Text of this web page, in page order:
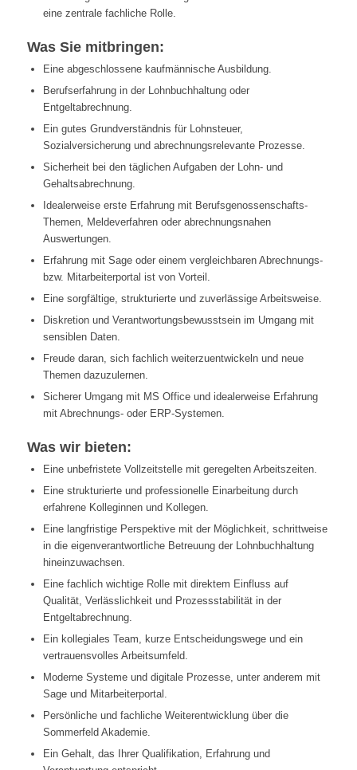
eine zentrale fachliche Rolle.
Was Sie mitbringen:
Eine abgeschlossene kaufmännische Ausbildung.
Berufserfahrung in der Lohnbuchhaltung oder
Entgeltabrechnung.
Ein gutes Grundverständnis für Lohnsteuer,
Sozialversicherung und abrechnungsrelevante Prozesse.
Sicherheit bei den täglichen Aufgaben der Lohn- und
Gehaltsabrechnung.
Idealerweise erste Erfahrung mit Berufsgenossenschafts-
Themen, Meldeverfahren oder abrechnungsnahen
Auswertungen.
Erfahrung mit Sage oder einem vergleichbaren Abrechnungs-
bzw. Mitarbeiterportal ist von Vorteil.
Eine sorgfältige, strukturierte und zuverlässige Arbeitsweise.
Diskretion und Verantwortungsbewusstsein im Umgang mit
sensiblen Daten.
Freude daran, sich fachlich weiterzuentwickeln und neue
Themen dazuzulernen.
Sicherer Umgang mit MS Office und idealerweise Erfahrung
mit Abrechnungs- oder ERP-Systemen.
Was wir bieten:
Eine unbefristete Vollzeitstelle mit geregelten Arbeitszeiten.
Eine strukturierte und professionelle Einarbeitung durch
erfahrene Kolleginnen und Kollegen.
Eine langfristige Perspektive mit der Möglichkeit, schrittweise
in die eigenverantwortliche Betreuung der Lohnbuchhaltung
hineinzuwachsen.
Eine fachlich wichtige Rolle mit direktem Einfluss auf
Qualität, Verlässlichkeit und Prozessstabilität in der
Entgeltabrechnung.
Ein kollegiales Team, kurze Entscheidungswege und ein
vertrauensvolles Arbeitsumfeld.
Moderne Systeme und digitale Prozesse, unter anderem mit
Sage und Mitarbeiterportal.
Persönliche und fachliche Weiterentwicklung über die
Sommerfeld Akademie.
Ein Gehalt, das Ihrer Qualifikation, Erfahrung und